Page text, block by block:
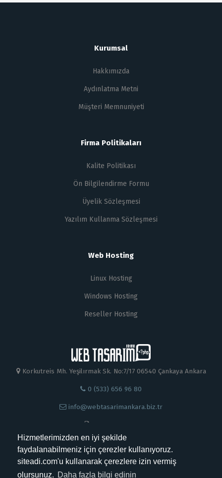
Hizmetlerimizden en iyi şekilde
faydalanabilmeniz için çerezler kullanıyoruz.
siteadi.com'u kullanarak çerezlere izin vermiş
olursunuz. Daha fazla bilgi edinin
Kurumsal
Hakkımızda
Aydınlatma Metni
Müşteri Memnuniyeti
Firma Politikaları
Kalite Politikası
Ön Bilgilendirme Formu
Üyelik Sözleşmesi
Yazılım Kullanma Sözleşmesi
Web Hosting
Linux Hosting
Windows Hosting
Reseller Hosting
Korkutreis Mh. Yeşilırmak Sk. No:7/17 06540 Çankaya Ankara
0 (533) 656 96 80
info@webtasarimankara.biz.tr